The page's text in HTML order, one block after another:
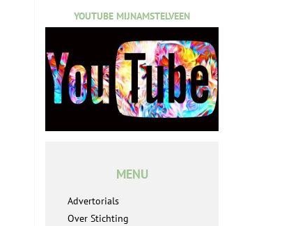
YOUTUBE MIJNAMSTELVEEN
MENU
Advertorials
Over Stichting